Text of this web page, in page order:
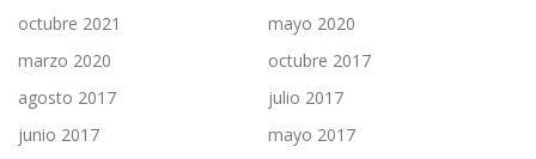
octubre 2021
mayo 2020
marzo 2020
octubre 2017
agosto 2017
julio 2017
junio 2017
mayo 2017